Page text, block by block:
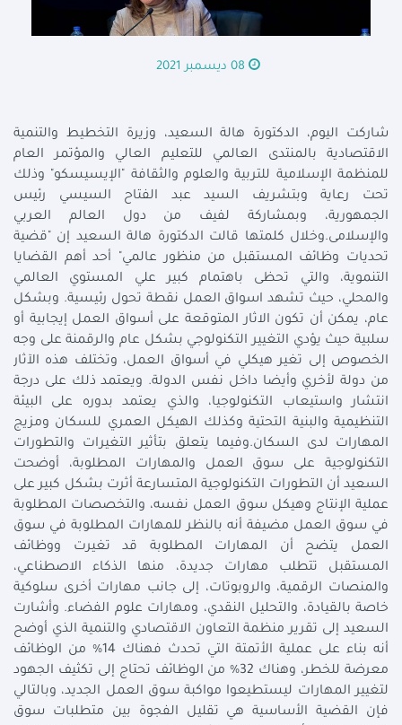
08 ديسمبر 2021
شاركت اليوم، الدكتورة هالة السعيد، وزيرة التخطيط والتنمية
الاقتصادية بالمنتدى العالمي للتعليم العالي والمؤتمر العام
للمنظمة الإسلامية للتربية والعلوم والثقافة "الإيسيسكو" وذلك
تحت رعاية وبتشريف السيد عبد الفتاح السيسي رئيس
الجمهورية، وبمشاركة لفيف من دول العالم العربي
والإسلامى.وخلال كلمتها قالت الدكتورة هالة السعيد إن "قضية
تحديات وظائف المستقبل من منظور عالمي" أحد أهم القضايا
التنموية، والتي تحظى باهتمام كبير علي المستوي العالمي
والمحلي، حيث تشهد اسواق العمل نقطة تحول رئيسية. وبشكل
عام، يمكن أن تكون الاثار المتوقعة على أسواق العمل إيجابية أو
سلبية حيث يؤدي التغيير التكنولوجي بشكل عام والرقمنة على وجه
الخصوص إلى تغير هيكلي في أسواق العمل، وتختلف هذه الآثار
من دولة لأخري وأيضا داخل نفس الدولة. ويعتمد ذلك على درجة
انتشار واستيعاب التكنولوجيا، والذي يعتمد بدوره على البيئة
التنظيمية والبنية التحتية وكذلك الهيكل العمري للسكان ومزيج
المهارات لدى السكان.وفيما يتعلق بتأثير التغيرات والتطورات
التكنولوجية على سوق العمل والمهارات المطلوبة، أوضحت
السعيد أن التطورات التكنولوجية المتسارعة أثرت بشكل كبير على
عملية الإنتاج وهيكل سوق العمل نفسه، والتخصصات المطلوبة
في سوق العمل مضيفة أنه بالنظر للمهارات المطلوبة في سوق
العمل يتضح أن المهارات المطلوبة قد تغيرت ووظائف
المستقبل تتطلب مهارات جديدة، منها الذكاء الاصطناعي،
والمنصات الرقمية، والروبوتات، إلى جانب مهارات أخرى سلوكية
خاصة بالقيادة، والتحليل النقدي، ومهارات علوم الفضاء. وأشارت
السعيد إلى تقرير منظمة التعاون الاقتصادي والتنمية الذي أوضح
أنه بناء على عملية الأتمتة التي تحدث فهناك 14% من الوظائف
معرضة للخطر، وهناك 32% من الوظائف تحتاج إلى تكثيف الجهود
لتغيير المهارات ليستطيعوا مواكبة سوق العمل الجديد، وبالتالي
فإن القضية الأساسية هي تقليل الفجوة بين متطلبات سوق